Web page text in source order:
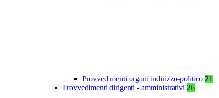
Provvedimenti organi indirizzo-politico 21
Provvedimenti dirigenti - amministrativi 26